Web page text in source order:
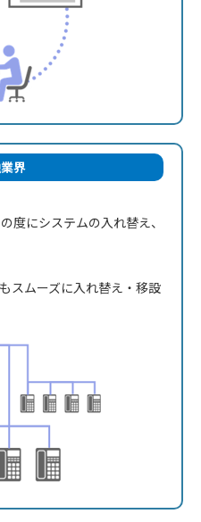
界
度にシステムの入れ替え、
スムーズに入れ替え・移設